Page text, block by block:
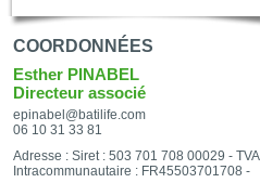
COORDONNÉES
Esther PINABEL
Directeur associé
epinabel@batilife.com
06 10 31 33 81
Adresse : Siret : 503 701 708 00029 - TVA
Intracommunautaire : FR45503701708 -